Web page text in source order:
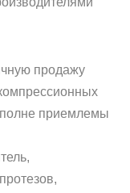
продажу
приемлемы